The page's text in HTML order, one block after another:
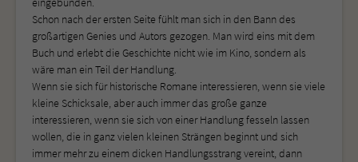
Schon nach der ersten Seite fühlt man sich in den Bann des
großartigen Genies und Autors gezogen. Man wird eins mit dem
Buch und erlebt die Geschichte nicht wie im Kino, sondern als
wäre man ein Teil der Handlung.
Wenn sie sich für historische Romane interessieren, wenn sie viele
kleine Schicksale, aber auch immer das große ganze
interessieren, wenn sie sich von einer Handlung fesseln lassen
wollen, die in ganz vielen kleinen Strängen beginnt und sich
immer mehr zu einem dicken Handlungsstrang vereint, dann